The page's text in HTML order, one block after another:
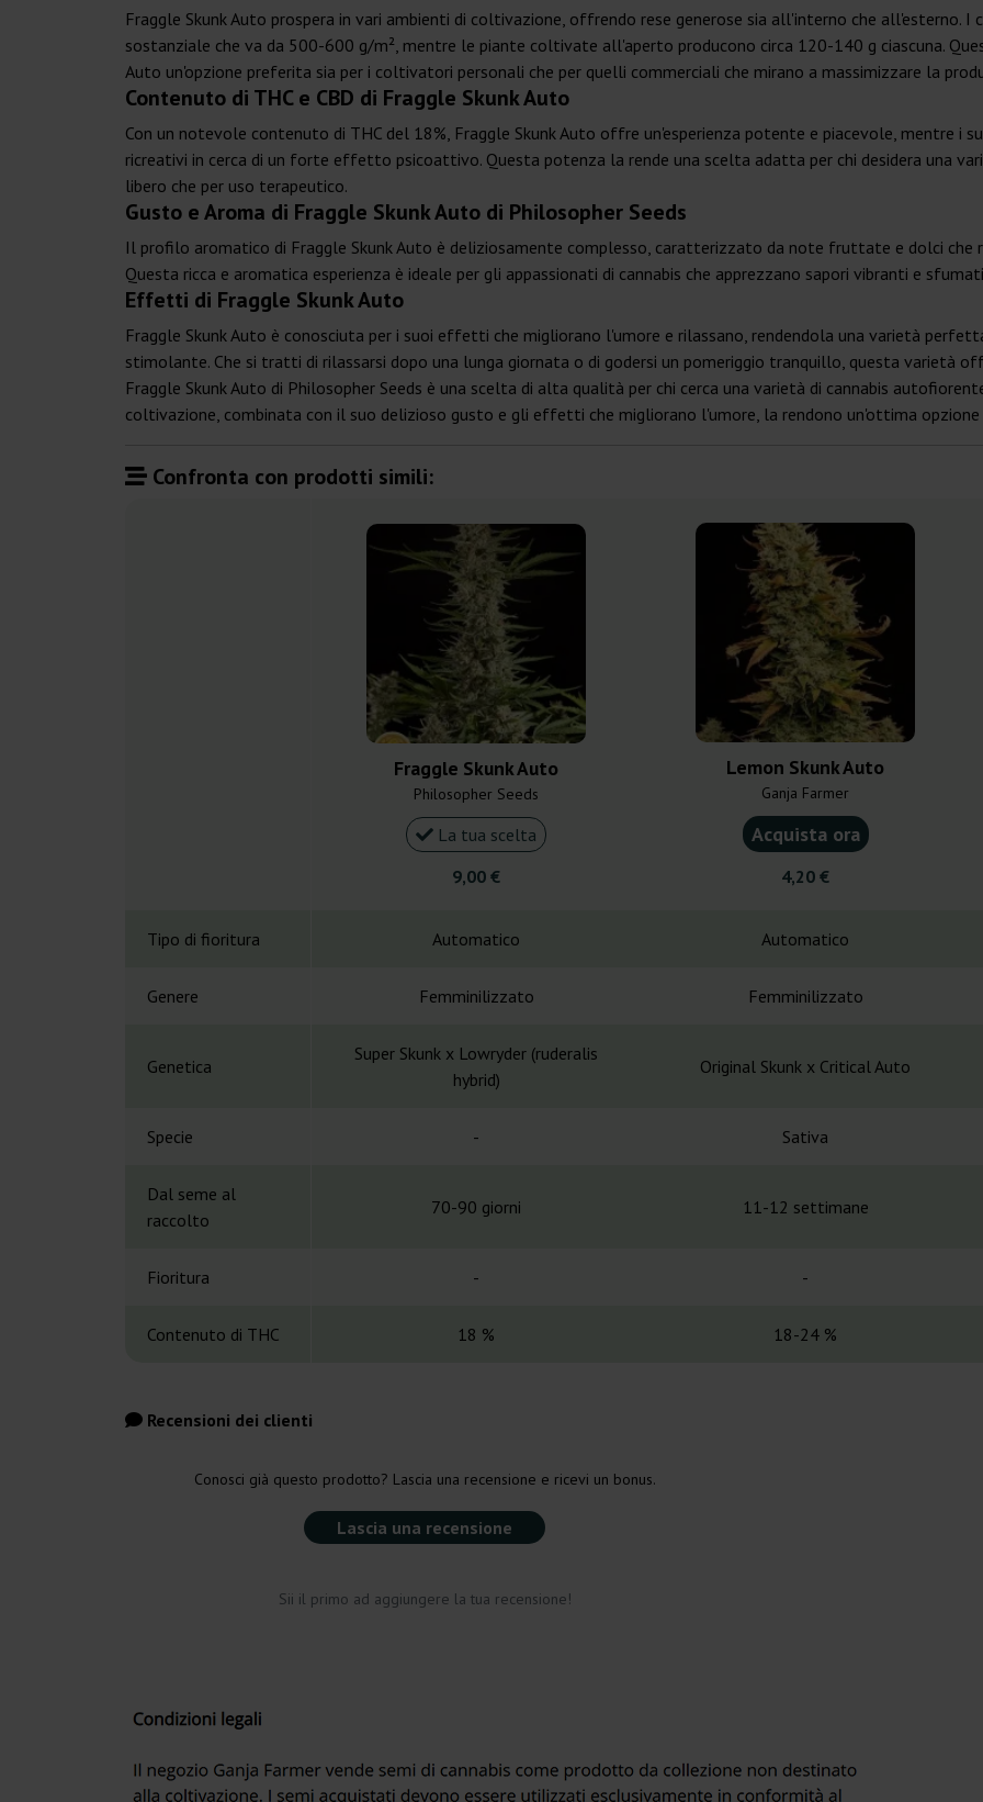
Fraggle Skunk Auto prospera in vari ambienti di coltivazione, offrendo rese generose sia all'interno che all'esterno.
sostanziale che va da 500-600 g/m², mentre le piante coltivate all'aperto producono circa 120-140 g ciascuna.
Auto un'opzione preferita sia per i coltivatori personali che per quelli commerciali che mirano a massimizzare la
Contenuto di THC e CBD di Fraggle Skunk Auto
Con un notevole contenuto di THC del 18%, Fraggle Skunk Auto offre un'esperienza potente e piacevole, mentre i
ricreativi in cerca di un forte effetto psicoattivo. Questa potenza la rende una scelta adatta per chi desidera una
libero che per uso terapeutico.
Gusto e Aroma di Fraggle Skunk Auto di Philosopher Seeds
Il profilo aromatico di Fraggle Skunk Auto è deliziosamente complesso, caratterizzato da note fruttate e dolci che
Questa ricca e aromatica esperienza è ideale per gli appassionati di cannabis che apprezzano sapori vibranti e
Effetti di Fraggle Skunk Auto
Fraggle Skunk Auto è conosciuta per i suoi effetti che migliorano l'umore e rilassano, rendendola una varietà
stimolante. Che si tratti di rilassarsi dopo una lunga giornata o di godersi un pomeriggio tranquillo, questa varietà
Fraggle Skunk Auto di Philosopher Seeds è una scelta di alta qualità per chi cerca una varietà di cannabis
coltivazione, combinata con il suo delizioso gusto e gli effetti che migliorano l'umore, la rendono un'ottima opzione
Confronta con prodotti simili:
Fraggle Skunk Auto
Philosopher Seeds
La tua scelta
9,00 €
Lemon Skunk Auto
Ganja Farmer
Acquista ora
4,20 €
Tipo di fioritura Automatico Automatico
Genere Femminilizzato Femminilizzato
Genetica
Super Skunk x Lowryder (ruderalis
hybrid)
Original Skunk x Critical Auto
Specie - Sativa
Dal seme al
raccolto
70-90 giorni 11-12 settimane
Fioritura - -
Contenuto di THC 18 % 18-24 %
Recensioni dei clienti
Conosci già questo prodotto? Lascia una recensione e ricevi un bonus.
Lascia una recensione
Sii il primo ad aggiungere la tua recensione!